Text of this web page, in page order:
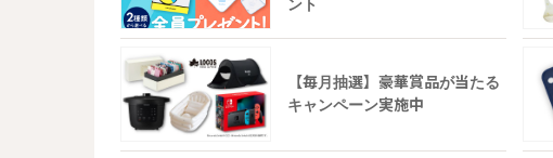
ント
【毎月抽選】豪華賞品が当たる
キャンペーン実施中